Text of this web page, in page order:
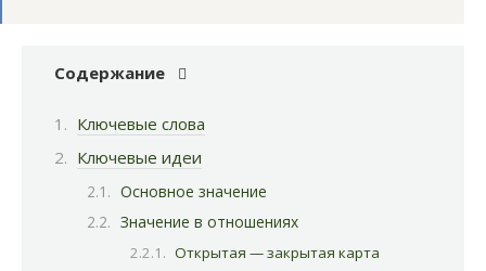
Содержание
Ключевые слова
Ключевые идеи
Основное значение
Значение в отношениях
Открытая — закрытая карта